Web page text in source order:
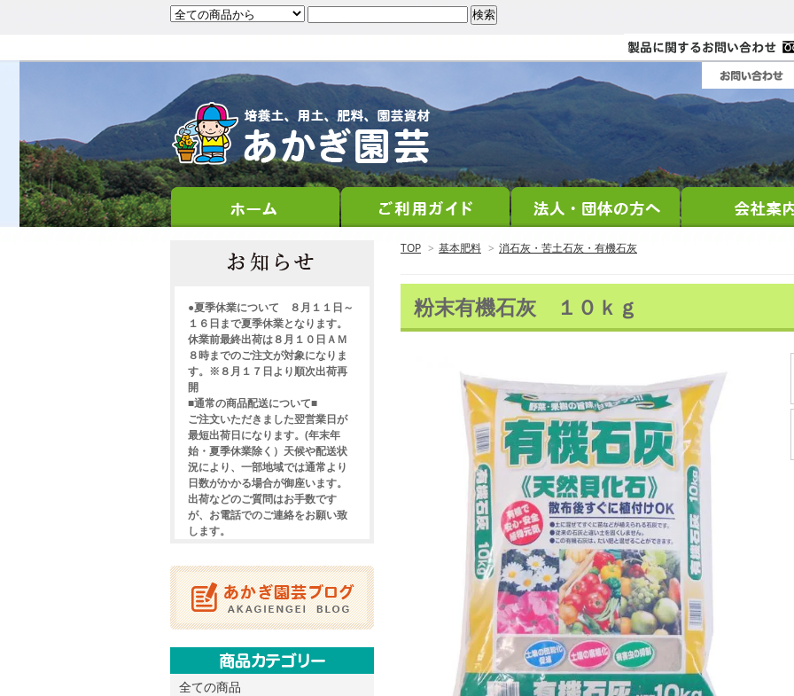
TOP > 基本肥料 > 消石灰・苦土石灰・有機石灰
粉末有機石灰 １０ｋｇ
●夏季休業について ８月１１日～
１６日まで夏季休業となります。
休業前最終出荷は８月１０日ＡＭ
８時までのご注文が対象になりま
す。※８月１７日より順次出荷再
開
■通常の商品配送について■
ご注文いただきました翌営業日が
最短出荷日になります。(年末年
始・夏季休業除く）天候や配送状
況により、一部地域では通常より
日数がかかる場合が御座います。
出荷などのご質問はお手数です
が、お電話でのご連絡をお願い致
します。
全ての商品